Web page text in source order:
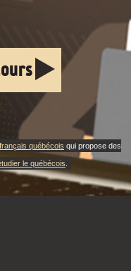
québécois qui propose des
le québécois